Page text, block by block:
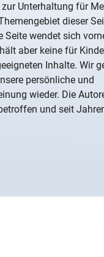
Unterhaltung für
dieser
Seite wendet sich
aber keine für
Inhalte. Wir
persönliche und
wieder. Die
und seit